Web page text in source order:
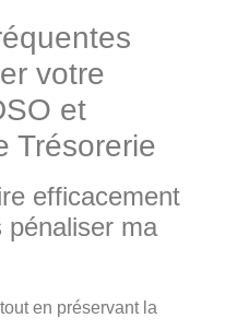
votre
et
Trésorerie
efficacement
pénaliser ma
en préservant la